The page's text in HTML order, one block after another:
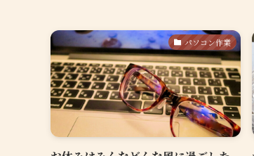
パソコン作業